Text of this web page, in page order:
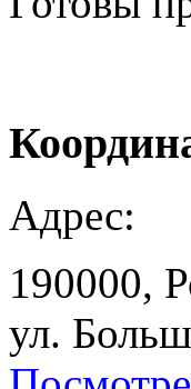
Адрес:
190000,
ул.